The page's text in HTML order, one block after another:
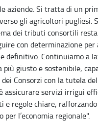
aziende. Si tratta di un
gli agricoltori pugliesi.
dei tributi consortili
con determinazione
definitivo. Continuiamo a
giusto e sostenibile,
Consorzi con la tutela
assicurare servizi irrigui
e regole chiare,
l’economia regionale".